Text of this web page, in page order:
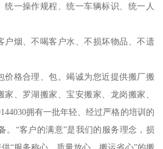
统一操作规程、统一车辆标识、统一人
户烟、不喝客户水、不损坏物品、不遗
价格合理、包。竭诚为您近提供搬厂搬
、罗湖搬家、宝安搬家、龙岗搬家、
拥有一批年轻、经过严格的培训的
。“客户的满意”是我们的服务理念，损